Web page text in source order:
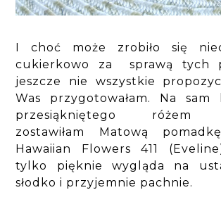
I choć może zrobiło się
cukierkowo za sprawą tych
jeszcze nie wszystkie
Was przygotowałam. Na sam
przesiąkniętego różem
zostawiłam Matową
Hawaiian Flowers 411
tylko pięknie wygląda na
słodko i przyjemnie pachnie.